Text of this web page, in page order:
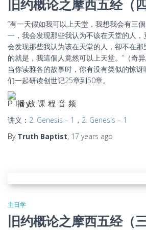
旧约概论之摩西五经（
“有一天假如我可以上天堂，我想我会有三
一，我会发现那些我认为不该在天堂的人
会发现那些我认为该在天堂的人，卻不在
的就是，我這個人竟然可以上天堂。”（奇异
当你读雅各的故事时，你有没有类似的惊
们一起研读创世记25章到50章。
播放课程音频
讲义： 2. Genesis – 1 ， 2. Genesis – 1
By Truth Baptist, 17 years ago
主日学
旧约概论之摩西五经（